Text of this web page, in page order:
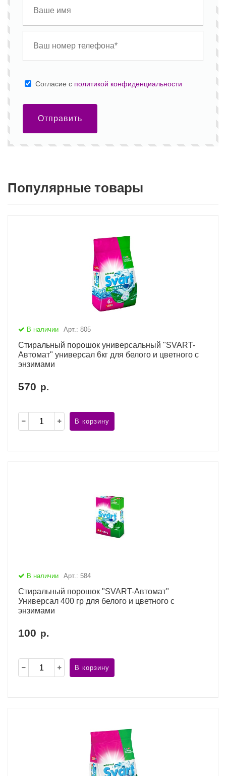
Cогласие с политикой конфиденциальности
Отправить
Популярные товары
В наличии Арт.: 805
Стиральный порошок универсальный "SVART-
Автомат" универсал 6кг для белого и цветного с
энзимами
570 р.
В корзину
В наличии Арт.: 584
Стиральный порошок "SVART-Автомат"
Универсал 400 гр для белого и цветного с
энзимами
100 р.
В корзину